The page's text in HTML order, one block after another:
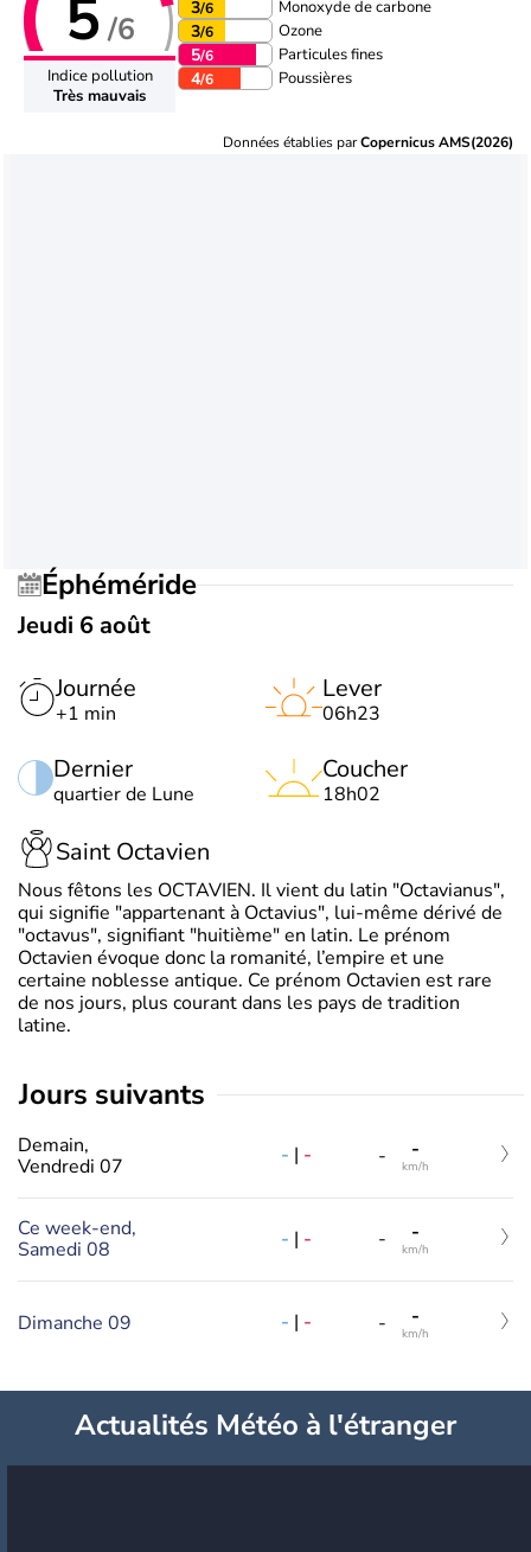
5 /6
Indice pollution
Très mauvais
3/6 Monoxyde de carbone
3/6 Ozone
5/6 Particules fines
4/6 Poussières
Données établies parCopernicus AMS(2026)
Éphéméride
Jeudi 6 août
Journée
+1 min
Dernier
quartier de Lune
Lever
06h23
Coucher
18h02
Saint Octavien
Nous fêtons les OCTAVIEN. Il vient du latin "Octavianus",
qui signifie "appartenant à Octavius", lui-même dérivé de
"octavus", signifiant "huitième" en latin. Le prénom
Octavien évoque donc la romanité, l’empire et une
certaine noblesse antique. Ce prénom Octavien est rare
de nos jours, plus courant dans les pays de tradition
latine.
jours suivants
Demain,
Vendredi 07
- | - - -
km/h
Ce week-end,
Samedi 08
- | - - -
km/h
Dimanche 09 - | - - -
km/h
Actualités Météo à l'étranger